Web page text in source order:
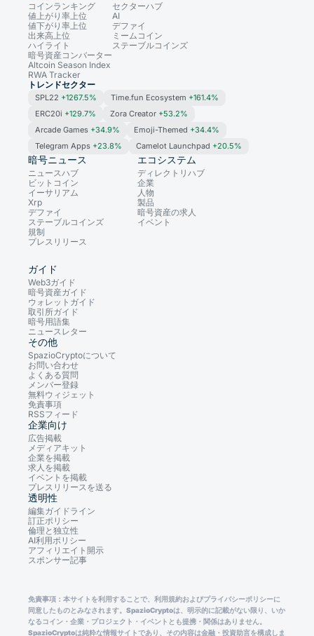
コインランキング
値上がり率上位
値下がり率上位
出来高上位
ハイライト
暗号資産コンバーター
Altcoin Season Index
RWA Tracker
セクターハブ
AI
デファイ
ミームコイン
ステーブルコインズ
トレンドセクター
SPL22 +1267.5% Time.fun Ecosystem +161.4%
ERC20i +129.7% Zora Creator +53.2%
Arcade Games +34.9% Emoji-Themed +34.4%
Telegram Apps +23.8% Camelot Launchpad +20.5%
暗号ニュース
ニュースハブ
ビットコイン
イーサリアム
Xrp
デファイ
ステーブルコインズ
規制
プレスリリース
エコシステム
ディレクトリハブ
企業
人物
製品
暗号資産の求人
イベント
ガイド
Web3ガイド
暗号資産ガイド
ウォレットガイド
取引所ガイド
暗号用語集
ニュースレター
その他
SpazioCryptoについて
お問い合わせ
よくある質問
メンバー登録
無料ウィジェット
免責事項
RSSフィード
企業向け
広告掲載
メディアキット
企業を掲載
求人を掲載
イベントを掲載
プレスリリースを送る
透明性
編集ガイドライン
訂正ポリシー
倫理と独立性
AI利用ポリシー
アフィリエイト開示
スポンサー記事
免責事項：本サイトを利用することで、利用規約およびプライバシーポリシーに
同意したものとみなされます。SpazioCryptoは、明示的に記載がない限り、いか
なるコイン・企業・プロジェクト・イベントとも提携・関係はありません。
SpazioCryptoは純粋な情報サイトであり、その内容は金融・投資助言を構成しま